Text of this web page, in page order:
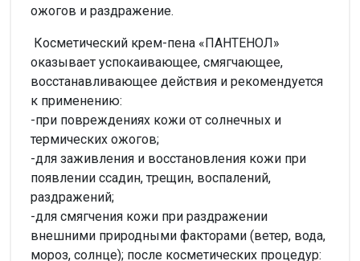
ожогов и раздражение.
Косметический крем-пена «ПАНТЕНОЛ»
оказывает успокаивающее, смягчающее,
восстанавливающее действия и рекомендуется
к применению:
-при повреждениях кожи от солнечных и
термических ожогов;
-для заживления и восстановления кожи при
появлении ссадин, трещин, воспалений,
раздражений;
-для смягчения кожи при раздражении
внешними природными факторами (ветер, вода,
мороз, солнце); после косметических процедур: